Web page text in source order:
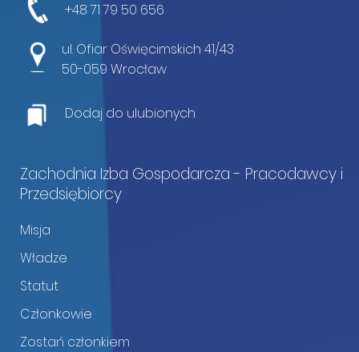
+48 71 79 50 656
ul. Ofiar Oświęcimskich 41/43
50-059 Wrocław
Dodaj do ulubionych
Zachodnia Izba Gospodarcza - Pracodawcy i
Przedsiębiorcy
Misja
Władze
Statut
Członkowie
Zostań członkiem